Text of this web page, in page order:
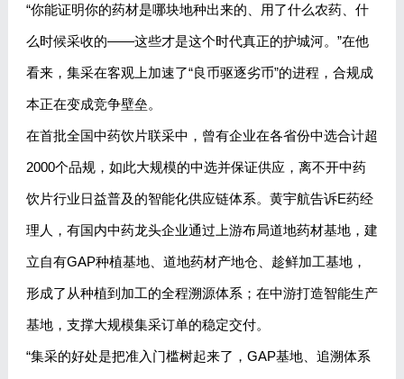
“你能证明你的药材是哪块地种出来的、用了什么农药、什
么时候采收的——这些才是这个时代真正的护城河。”在他
看来，集采在客观上加速了“良币驱逐劣币”的进程，合规成
本正在变成竞争壁垒。
在首批全国中药饮片联采中，曾有企业在各省份中选合计超
2000个品规，如此大规模的中选并保证供应，离不开中药
饮片行业日益普及的智能化供应链体系。黄宇航告诉E药经
理人，有国内中药龙头企业通过上游布局道地药材基地，建
立自有GAP种植基地、道地药材产地仓、趁鲜加工基地，
形成了从种植到加工的全程溯源体系；在中游打造智能生产
基地，支撑大规模集采订单的稳定交付。
“集采的好处是把准入门槛树起来了，GAP基地、追溯体系